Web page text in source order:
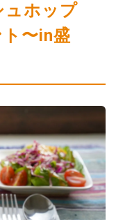
ュホップ
〜in盛